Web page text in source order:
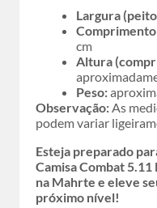
Largura
Comprimento
cm
Altura
Peso:
Observação:As
podem variar
Esteja preparado
Camisa Combat 5.11
na Mahrte e eleve
próximo nível!